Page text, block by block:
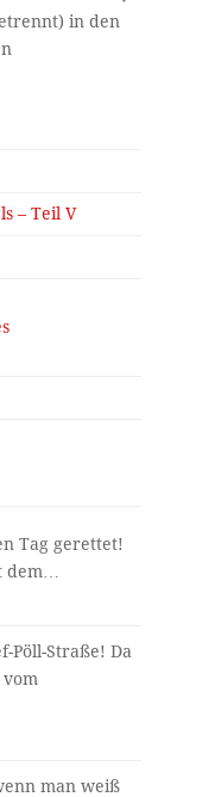
– Teil V
Tag gerettet!
dem…
Pöll-Straße! Da
man weiß